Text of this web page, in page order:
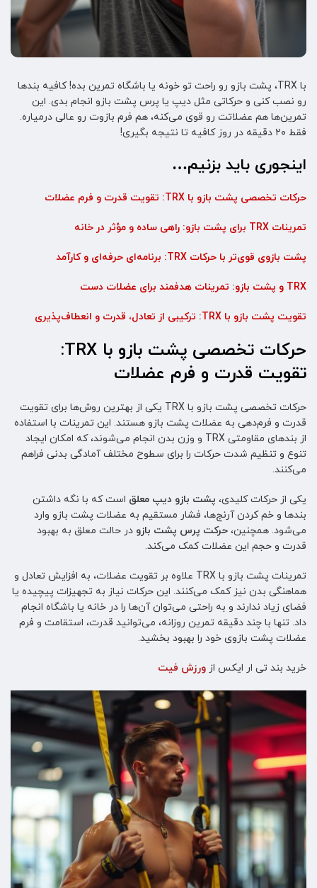
با TRX، پشت بازو رو راحت تو خونه یا باشگاه تمرین بده! کافیه بندها
رو نصب کنی و حرکاتی مثل دیپ یا پرس پشت بازو انجام بدی. این
تمرین‌ها هم عضلاتت رو قوی می‌کنه، هم فرم بازوت رو عالی درمیاره.
فقط ۲۰ دقیقه در روز کافیه تا نتیجه بگیری!
اینجوری باید بزنیم…
حرکات تخصصی پشت بازو با TRX: تقویت قدرت و فرم عضلات
تمرینات TRX برای پشت بازو: راهی ساده و مؤثر در خانه
پشت بازوی قوی‌تر با حرکات TRX: برنامه‌ای حرفه‌ای و کارآمد
TRX و پشت بازو: تمرینات هدفمند برای عضلات دست
تقویت پشت بازو با TRX: ترکیبی از تعادل، قدرت و انعطاف‌پذیری
حرکات تخصصی پشت بازو با TRX:
تقویت قدرت و فرم عضلات
حرکات تخصصی پشت بازو با TRX یکی از بهترین روش‌ها برای تقویت
قدرت و فرم‌دهی به عضلات پشت بازو هستند. این تمرینات با استفاده
از بندهای مقاومتی TRX و وزن بدن انجام می‌شوند، که امکان ایجاد
تنوع و تنظیم شدت حرکات را برای سطوح مختلف آمادگی بدنی فراهم
می‌کنند.
یکی از حرکات کلیدی، پشت بازو دیپ معلق است که با نگه داشتن
بندها و خم کردن آرنج‌ها، فشار مستقیم به عضلات پشت بازو وارد
می‌شود. همچنین، حرکت پرس پشت بازو در حالت معلق به بهبود
قدرت و حجم این عضلات کمک می‌کند.
تمرینات پشت بازو با TRX علاوه بر تقویت عضلات، به افزایش تعادل و
هماهنگی بدن نیز کمک می‌کنند. این حرکات نیاز به تجهیزات پیچیده یا
فضای زیاد ندارند و به راحتی می‌توان آن‌ها را در خانه یا باشگاه انجام
داد. تنها با چند دقیقه تمرین روزانه، می‌توانید قدرت، استقامت و فرم
عضلات پشت بازوی خود را بهبود بخشید.
خرید بند تی ار ایکس از ورزش فیت